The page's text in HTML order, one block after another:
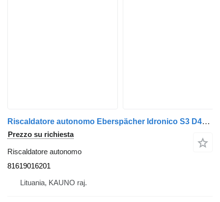
Riscaldatore autonomo Eberspächer Idronico S3 D4A 81619016201 per trattore stradale MAN TGX
Prezzo su richiesta
Riscaldatore autonomo
81619016201
Lituania, KAUNO raj.